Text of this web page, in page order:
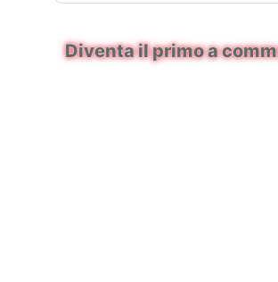
Diventa il primo a